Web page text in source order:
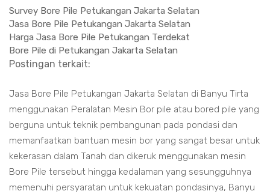
Survey Bore Pile Petukangan Jakarta Selatan
Jasa Bore Pile Petukangan Jakarta Selatan
Harga Jasa Bore Pile Petukangan Terdekat
Bore Pile di Petukangan Jakarta Selatan
Postingan terkait:
Jasa Bore Pile Petukangan Jakarta Selatan di Banyu Tirta
menggunakan Peralatan Mesin Bor pile atau bored pile yang
berguna untuk teknik pembangunan pada pondasi dan
memanfaatkan bantuan mesin bor yang sangat besar untuk
kekerasan dalam Tanah dan dikeruk menggunakan mesin
Bore Pile tersebut hingga kedalaman yang sesungguhnya
memenuhi persyaratan untuk kekuatan pondasinya, Banyu